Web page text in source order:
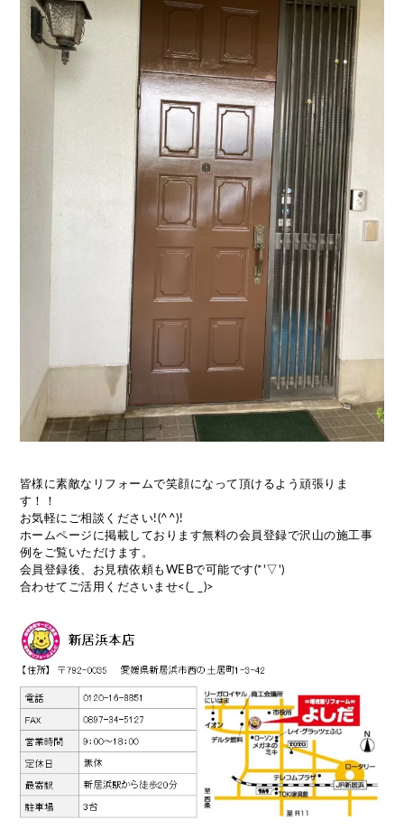
皆様に素敵なリフォームで笑顔になって頂けるよう頑張りま
す！！
お気軽にご相談ください!(^^)!
ホームページに掲載しております無料の会員登録で沢山の施工事
例をご覧いただけます。
会員登録後、お見積依頼もWEBで可能です(*'▽')
合わせてご活用くださいませ<(_ _)>